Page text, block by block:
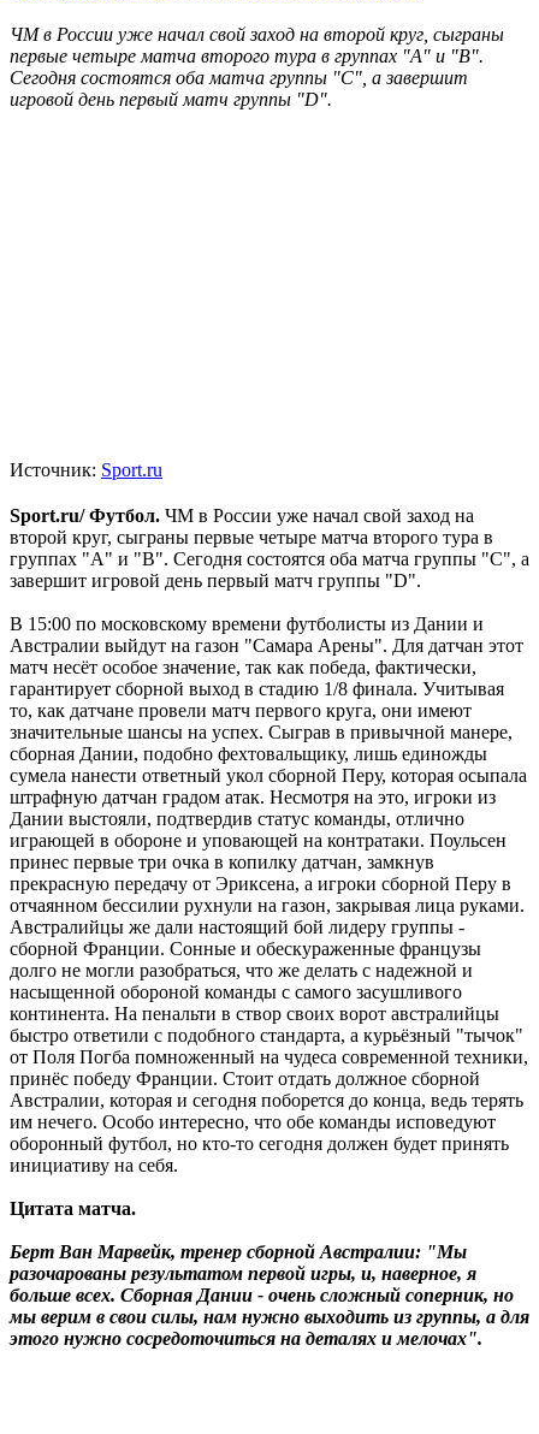
ЧМ в России уже начал свой заход на второй круг, сыграны
первые четыре матча второго тура в группах "А" и "В".
Сегодня состоятся оба матча группы "С", а завершит
игровой день первый матч группы "D".
Источник: Sport.ru
Sport.ru/ Футбол. ЧМ в России уже начал свой заход на
второй круг, сыграны первые четыре матча второго тура в
группах "А" и "В". Сегодня состоятся оба матча группы "С", а
завершит игровой день первый матч группы "D".
В 15:00 по московскому времени футболисты из Дании и
Австралии выйдут на газон "Самара Арены". Для датчан этот
матч несёт особое значение, так как победа, фактически,
гарантирует сборной выход в стадию 1/8 финала. Учитывая
то, как датчане провели матч первого круга, они имеют
значительные шансы на успех. Сыграв в привычной манере,
сборная Дании, подобно фехтовальщику, лишь единожды
сумела нанести ответный укол сборной Перу, которая осыпала
штрафную датчан градом атак. Несмотря на это, игроки из
Дании выстояли, подтвердив статус команды, отлично
играющей в обороне и уповающей на контратаки. Поульсен
принес первые три очка в копилку датчан, замкнув
прекрасную передачу от Эриксена, а игроки сборной Перу в
отчаянном бессилии рухнули на газон, закрывая лица руками.
Австралийцы же дали настоящий бой лидеру группы -
сборной Франции. Сонные и обескураженные французы
долго не могли разобраться, что же делать с надежной и
насыщенной обороной команды с самого засушливого
континента. На пенальти в створ своих ворот австралийцы
быстро ответили с подобного стандарта, а курьёзный "тычок"
от Поля Погба помноженный на чудеса современной техники,
принёс победу Франции. Стоит отдать должное сборной
Австралии, которая и сегодня поборется до конца, ведь терять
им нечего. Особо интересно, что обе команды исповедуют
оборонный футбол, но кто-то сегодня должен будет принять
инициативу на себя.
Цитата матча.
Берт Ван Марвейк, тренер сборной Австралии: "Мы
разочарованы результатом первой игры, и, наверное, я
больше всех. Сборная Дании - очень сложный соперник, но
мы верим в свои силы, нам нужно выходить из группы, а для
этого нужно сосредоточиться на деталях и мелочах".